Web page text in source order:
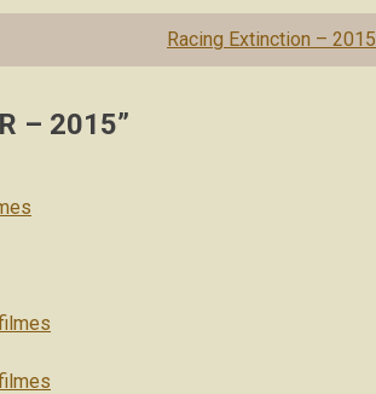
Racing Extinction – 2015
– 2015”